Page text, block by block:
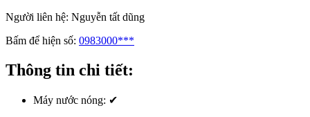
Người liên hệ: Nguyễn tất dũng
Bấm để hiện số: 0983000***
Thông tin chi tiết:
Máy nước nóng: ✔